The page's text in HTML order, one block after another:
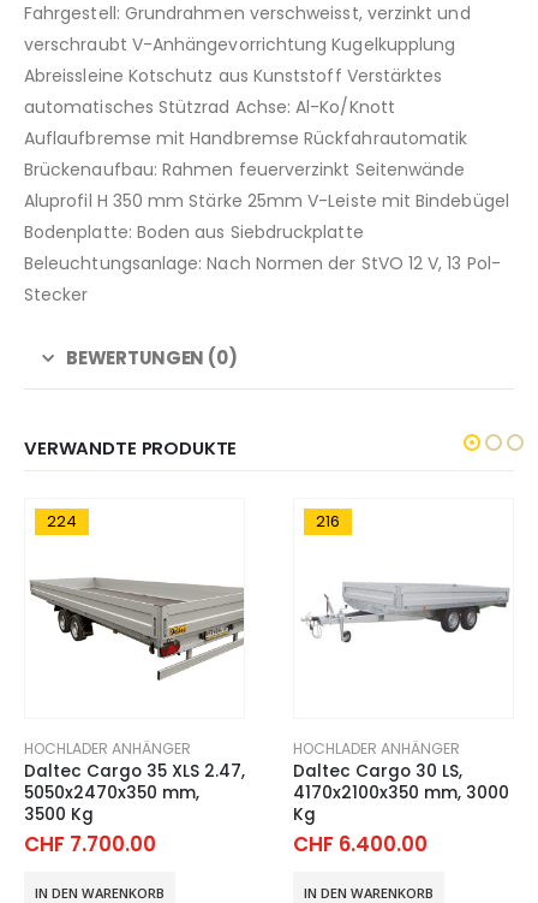
Fahrgestell: Grundrahmen verschweisst, verzinkt und
verschraubt V-Anhängevorrichtung Kugelkupplung
Abreissleine Kotschutz aus Kunststoff Verstärktes
automatisches Stützrad Achse: Al-Ko/Knott
Auflaufbremse mit Handbremse Rückfahrautomatik
Brückenaufbau: Rahmen feuerverzinkt Seitenwände
Aluprofil H 350 mm Stärke 25mm V-Leiste mit Bindebügel
Bodenplatte: Boden aus Siebdruckplatte
Beleuchtungsanlage: Nach Normen der StVO 12 V, 13 Pol-
Stecker
BEWERTUNGEN (0)
VERWANDTE PRODUKTE
224
HOCHLADER ANHÄNGER
Daltec Cargo 35 XLS 2.47,
5050x2470x350 mm,
3500 Kg
CHF 7.700.00
IN DEN WARENKORB
216
HOCHLADER ANHÄNGER
Daltec Cargo 30 LS,
4170x2100x350 mm, 3000
Kg
CHF 6.400.00
IN DEN WARENKORB